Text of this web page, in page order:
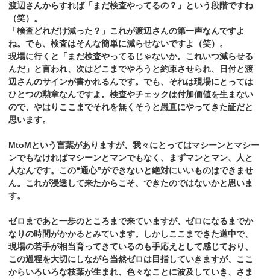
渡辺さんからすれば「まだ検査やってるの？」という段階ですね
（笑）。
「検査どれだけ減った？」これが渡辺さんの第一声なんですよ
ね。でも、検査はそんな簡単に減らせないですよ（笑）。
現場に行くと「まだ検査やってるじゃないか。これいつ減らせる
んだ」と言われ、次はどこまでやろうと約束させられ、日付と渡
辺さんのサインが書かれるんです。でも、それは現場にとっては
ひとつの勲章なんですよ。検査やチェックは付加価値を生まない
ので、やはりここまでそれを無くそうと愚直にやってきた証だと
思います。
MtoMという言葉がありますが、我々にとってはマシーンとマシー
ンでもなければマシーンとマンでもなく、まずマンとマン、人と
人なんです。この“通心”ができないと絶対にいいものはできませ
ん。これが浸透して来たからこそ、できたのではないかと思いま
す。
ゼロまであと一歩のところまで来ていますが、ゼロになるまでか
なりの時間がかかるとみています。しかしここまできた道中で、
現場の若手が相当育ってきているのも手応えとして感じており、
この過程を大切にしながら当然ゼロは目指していきますが、ここ
からいろいろな枝葉が生まれ、色々なことに波及していき、さま